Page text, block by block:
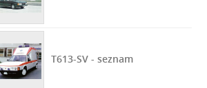
T613-SV - seznam